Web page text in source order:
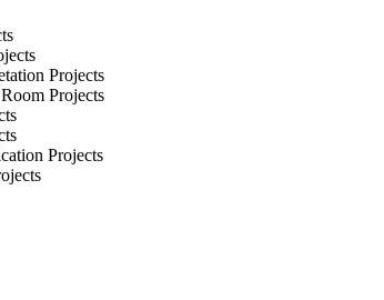
Projects
Projects
Projects